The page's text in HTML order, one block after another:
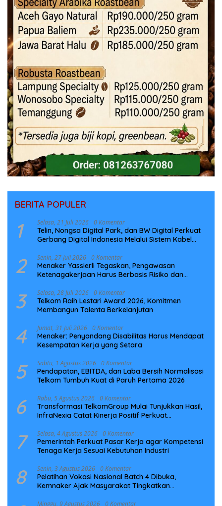
BERITA POPULER
1 Selasa, 21 Juli 2026 0 Komentar
Telin, Nongsa Digital Park, dan BW Digital Perkuat
Gerbang Digital Indonesia Melalui Sistem Kabel
2 Senin, 27 Juli 2026 0 Komentar
Menaker Yassierli Tegaskan, Pengawasan
Ketenagakerjaan Harus Berbasis Risiko dan
3 Selasa, 28 Juli 2026 0 Komentar
Telkom Raih Lestari Award 2026, Komitmen
Membangun Talenta Berkelanjutan
4 Jumat, 31 Juli 2026 0 Komentar
Menaker: Penyandang Disabilitas Harus Mendapat
Kesempatan Kerja yang Setara
5 Sabtu, 1 Agustus 2026 0 Komentar
Pendapatan, EBITDA, dan Laba Bersih Normalisasi
Telkom Tumbuh Kuat di Paruh Pertama 2026
6 Rabu, 5 Agustus 2026 0 Komentar
Transformasi TelkomGroup Mulai Tunjukkan Hasil,
InfraNexia Catat Kinerja Positif Perkuat
7 Selasa, 4 Agustus 2026 0 Komentar
Pemerintah Perkuat Pasar Kerja agar Kompetensi
Tenaga Kerja Sesuai Kebutuhan Industri
8 Senin, 3 Agustus 2026 0 Komentar
Pelatihan Vokasi Nasional Batch 4 Dibuka,
Kemnaker Ajak Masyarakat Tingkatkan
Minggu, 9 Agustus 2026 0 Komentar